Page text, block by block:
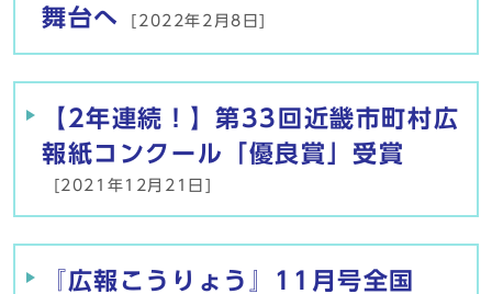
舞台へ
[2022年2月8日]
【2年連続！】第33回近畿市町村広
報紙コンクール「優良賞」受賞
[2021年12月21日]
『広報こうりょう』11月号全国